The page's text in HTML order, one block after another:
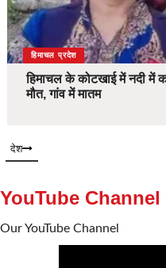
देश
हिमाचल प्रदेश
हिमाचल के कोटखाई में नदी में
मौत, गांव में मातम
देश
YouTube
Our YouTube Channel